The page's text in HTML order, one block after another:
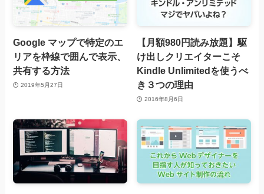
Google マップで特定のエ
リアを枠線で囲んで表示、
共有する方法
2019年5月27日
【月額980円読み放題】駆
け出しクリエイターこそ
Kindle Unlimitedを使うべ
き３つの理由
2016年8月6日